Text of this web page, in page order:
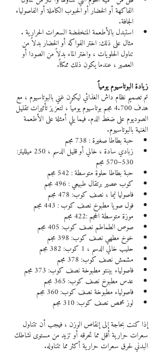
الفاكهة أو الخضار أو الحبوب الكاملة أو الفاصولياء
الجافة.
استبدل بالأطعمة المنخفضة السعرات الحرارية .
مثال على ذلك: اختر الفواكه أو الخضار بدلاً من
تناول الحلويات ، واختر الماء بدلاً من الصودا أو
العصير ، عندما يكون ذلك ممكناً.
زيادة البوتاسيوم يومياً
تم تصميم نظام داش الغذائي ليكون غني بالبوتاسيوم ، مع
هدف 4.700 مجم بوتاسيوم يومياً ، لتعزيز تأثيرات تقليل
الصوديوم على ضغط الدم. فيما يلي أمثلة على الأطعمة
الغنية بالبوتاسيوم.
حبة بطاطا صغيرة : 738 مجم
زبادي سادة ، خالي أو قليل الدسم ، 250 ميلليتر:
530–570 مجم
حبة بطاطا حلوة متوسطة : 542 مجم
كوب عصير برتقال طبيعي : 496 مجم
فاصوليا ليما ، نصف كوب: 478 مجم
فول صويا مطبوخ نصف كوب : 443 مجم
موزة متوسطة الحجم :422 مجم
صوص الطماطم نصف كوب: 405 مجم
خوخ مطهي نصف كوب: 398 مجم
حليب خالي الدسم ، 1 كوب: 382 مجم
مشمش نصف كوب: 378 مجم
فاصولياء بينتو مطبوخة نصف كوب: 373 مجم
عدس مطبوخ نصف كوب: 365 مجم
فاصولياء مطبوخة نصف كوب: 360 مجم
لوز محمص نصف كوب: 310 مجم
إذا كنت بحاجة إلى إنقاص الوزن ، فيجب أن تتناول
سعرات حرارية أقل مما تحرقه أو تزيد من مستوى نشاطك
البدني لحرق سعرات حرارية أكثر مما تتناوله.